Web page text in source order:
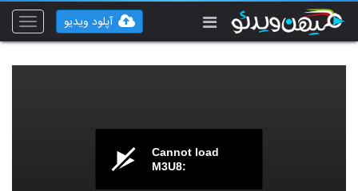
Toggle
آپلود ویدیو
Cannot load
M3U8: